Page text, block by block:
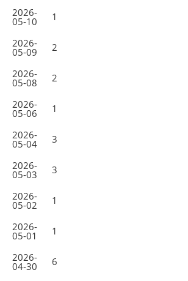
2026-
05-10 1
2026-
05-09 2
2026-
05-08 2
2026-
05-06 1
2026-
05-04 3
2026-
05-03 3
2026-
05-02 1
2026-
05-01 1
2026-
04-30 6